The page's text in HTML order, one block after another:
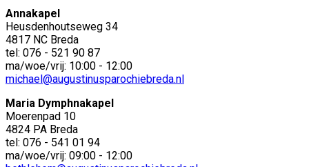
Annakapel
Heusdenhoutseweg 34
4817 NC Breda
tel: 076 - 521 90 87
ma/woe/vrij: 10:00 - 12:00
michael@augustinusparochiebreda.nl
Maria Dymphnakapel
Moerenpad 10
4824 PA Breda
tel: 076 - 541 01 94
ma/woe/vrij: 09:00 - 12:00